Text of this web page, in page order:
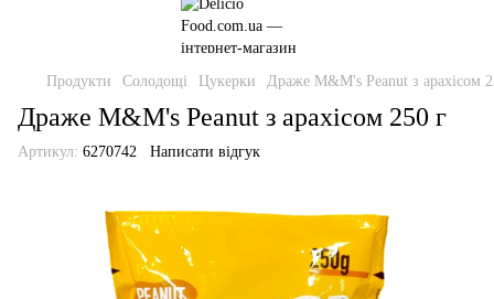
Продукти Солодощі Цукерки Драже M&M's Peanut з арахісом
Драже M&M's Peanut з арахісом 250 г
Артикул: 6270742 Написати відгук